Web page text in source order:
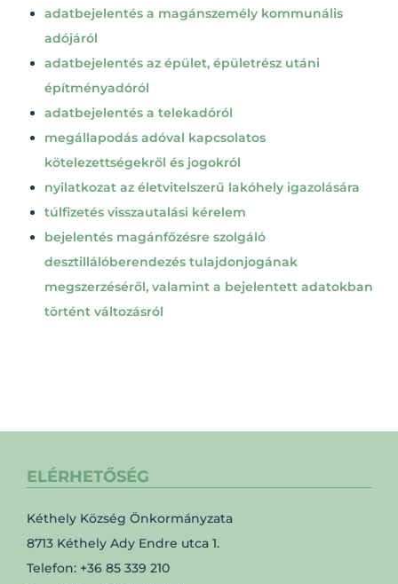
adatbejelentés a magánszemély kommunális
adójáról
adatbejelentés az épület, épületrész utáni
építményadóról
adatbejelentés a telekadóról
megállapodás adóval kapcsolatos
kötelezettségekről és jogokról
nyilatkozat az életvitelszerű lakóhely igazolására
túlfizetés visszautalási kérelem
bejelentés magánfőzésre szolgáló
desztillálóberendezés tulajdonjogának
megszerzéséről, valamint a bejelentett adatokban
történt változásról
ELÉRHETŐSÉG
Kéthely Község Önkormányzata
8713 Kéthely Ady Endre utca 1.
Telefon: +36 85 339 210